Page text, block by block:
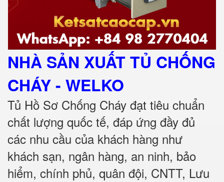
NHÀ SẢN XUẤT TỦ CHỐNG
CHÁY- WELKO
Tủ Hồ Sơ Chống Cháy đạt tiêu chuẩn
chất lượng quốc tế, đáp ứng đầy đủ
các nhu cầu của khách hàng như
khách sạn, ngân hàng, an ninh, bảo
hiểm, chính phủ, quân đội, CNTT, Lưu